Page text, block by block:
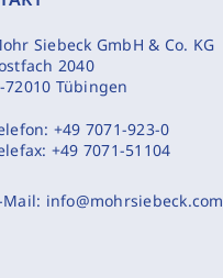
Siebeck GmbH & Co. KG
2040
72010 Tübingen
+49 7071-923-0
+49 7071-51104
Mail: info@mohrsiebeck.com